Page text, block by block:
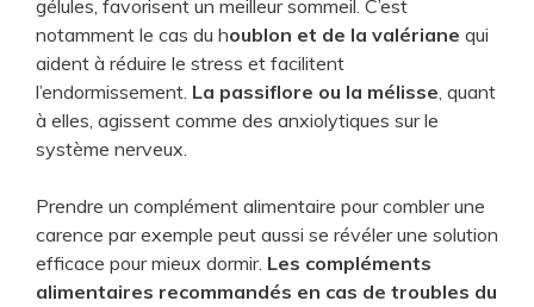
gélules, favorisent un meilleur sommeil. C’est
notamment le cas du houblon et de la valériane qui
aident à réduire le stress et facilitent
l’endormissement. La passiflore ou la mélisse, quant
à elles, agissent comme des anxiolytiques sur le
système nerveux.
Prendre un complément alimentaire pour combler une
carence par exemple peut aussi se révéler une solution
efficace pour mieux dormir. Les compléments
alimentaires recommandés en cas de troubles du